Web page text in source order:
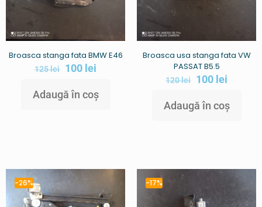
Broasca stanga fata BMW E46
125lei 100 lei
Adaugă în coș
Broasca usa stanga fata VW
PASSAT B5.5
120lei 100 lei
Adaugă în coș
-26% -17%